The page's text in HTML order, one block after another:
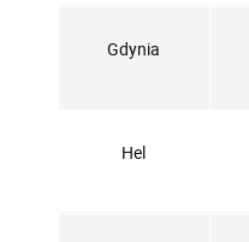
Gdynia
Hel